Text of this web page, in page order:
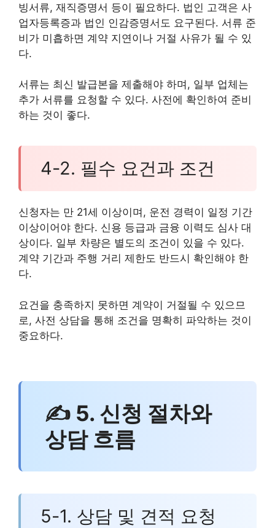
빙서류, 재직증명서 등이 필요하다. 법인 고객은 사
업자등록증과 법인 인감증명서도 요구된다. 서류 준
비가 미흡하면 계약 지연이나 거절 사유가 될 수 있
다.
서류는 최신 발급본을 제출해야 하며, 일부 업체는
추가 서류를 요청할 수 있다. 사전에 확인하여 준비
하는 것이 좋다.
4-2. 필수 요건과 조건
신청자는 만 21세 이상이며, 운전 경력이 일정 기간
이상이어야 한다. 신용 등급과 금융 이력도 심사 대
상이다. 일부 차량은 별도의 조건이 있을 수 있다.
계약 기간과 주행 거리 제한도 반드시 확인해야 한
다.
요건을 충족하지 못하면 계약이 거절될 수 있으므
로, 사전 상담을 통해 조건을 명확히 파악하는 것이
중요하다.
✍ 5. 신청 절차와
상담 흐름
5-1. 상담 및 견적 요청